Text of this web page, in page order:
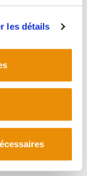
les détails